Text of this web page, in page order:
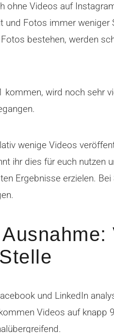
ohne Videos auf
Fotos immer
bestehen, werden
wird noch sehr
wenige Videos
ihr dies für euch
Ergebnisse erzielen.
und LinkedIn
Videos auf